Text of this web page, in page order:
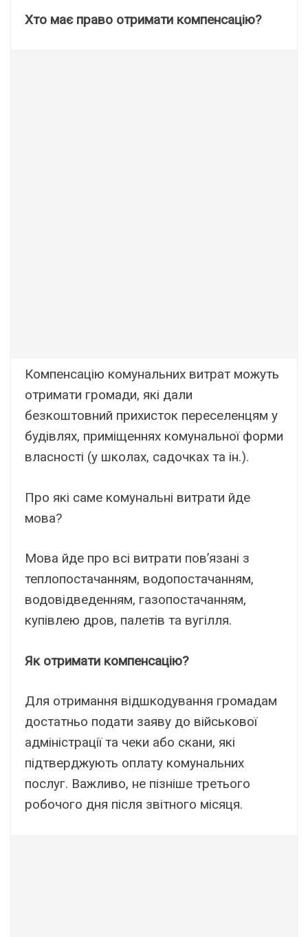
Хто має право отримати компенсацію?
Компенсацію комунальних витрат можуть
отримати громади, які дали
безкоштовний прихисток переселенцям у
будівлях, приміщеннях комунальної форми
власності (у школах, садочках та ін.).
Про які саме комунальні витрати йде
мова?
Мова йде про всі витрати пов’язані з
теплопостачанням, водопостачанням,
водовідведенням, газопостачанням,
купівлею дров, палетів та вугілля.
Як отримати компенсацію?
Для отримання відшкодування громадам
достатньо подати заяву до військової
адміністрації та чеки або скани, які
підтверджують оплату комунальних
послуг. Важливо, не пізніше третього
робочого дня після звітного місяця.